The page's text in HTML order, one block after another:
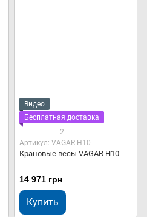
Видео
Бесплатная доставка
2
Артикул: VAGAR Н10
Крановые весы VAGAR Н10
14 971 грн
Купить